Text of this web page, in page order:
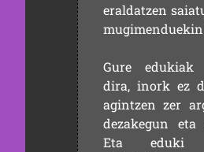
eraldatzen
mugimenduekin
Gure edukiak
dira, inork ez
agintzen zer
dezakegun
Eta eduki